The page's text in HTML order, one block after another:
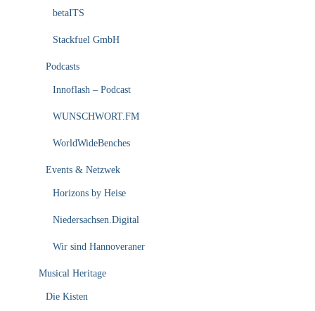
betaITS
Stackfuel GmbH
Podcasts
Innoflash – Podcast
WUNSCHWORT.FM
WorldWideBenches
Events & Netzwek
Horizons by Heise
Niedersachsen.Digital
Wir sind Hannoveraner
Musical Heritage
Die Kisten